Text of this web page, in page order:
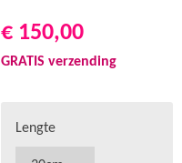
€ 150,00
GRATIS verzending
Lengte